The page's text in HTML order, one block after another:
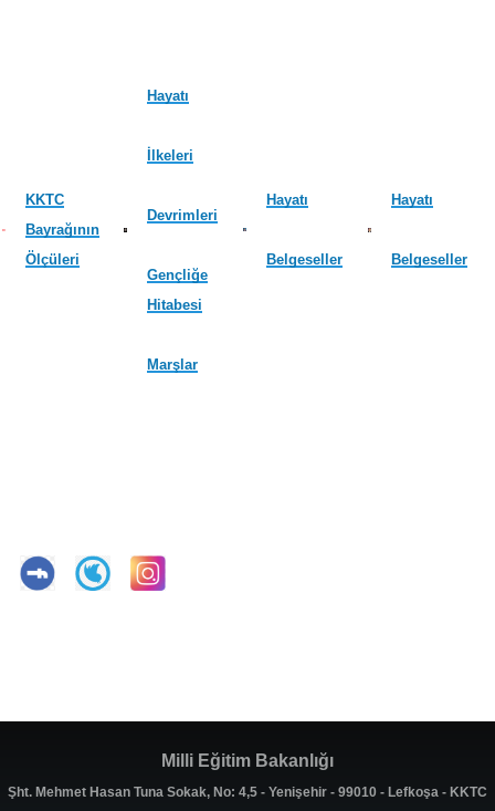
KKTC
Bayrağının
Ölçüleri
Hayatı
İlkeleri
Devrimleri
Gençliğe
Hitabesi
Marşlar
Hayatı
Belgeseller
Hayatı
Belgeseller
Milli Eğitim Bakanlığı
Şht. Mehmet Hasan Tuna Sokak, No: 4,5 - Yenişehir - 99010 - Lefkoşa - KKTC